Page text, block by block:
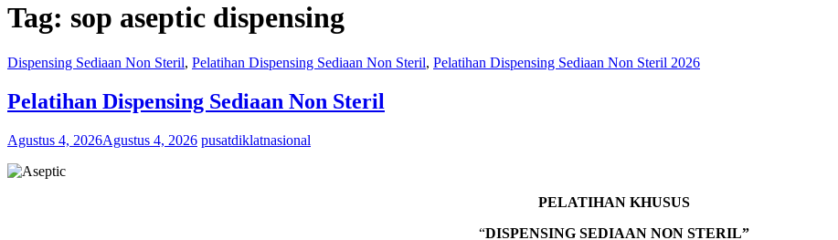
Tag: sop aseptic dispensing
Dispensing Sediaan Non Steril, Pelatihan Dispensing Sediaan Non Steril, Pelatihan Dispensing Sediaan Non Steril 2026
Pelatihan Dispensing Sediaan Non Steril
Agustus 4, 2026Agustus 4, 2026 pusatdiklatnasional
PELATIHAN KHUSUS
“DISPENSING SEDIAAN NON STERIL”